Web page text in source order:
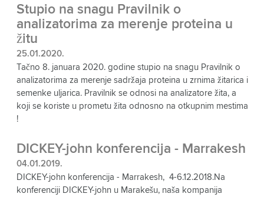
Stupio na snagu Pravilnik o
analizatorima za merenje proteina u
žitu
25.01.2020.
Tačno 8. januara 2020. godine stupio na snagu Pravilnik o
analizatorima za merenje sadržaja proteina u zrnima žitarica i
semenke uljarica. Pravilnik se odnosi na analizatore žita, a
koji se koriste u prometu žita odnosno na otkupnim mestima
!
DICKEY-john konferencija - Marrakesh
04.01.2019.
DICKEY-john konferencija - Marrakesh, 4-6.12.2018.Na
konferenciji DICKEY-john u Marakešu, naša kompanija